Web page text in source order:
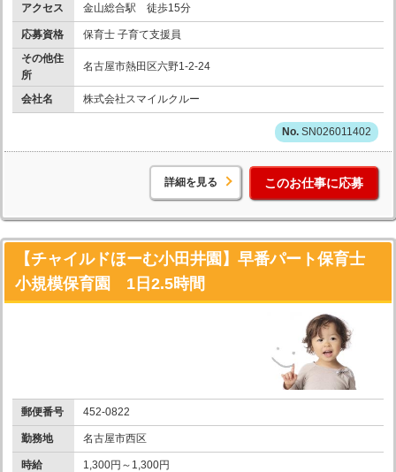
アクセス 金山総合駅 徒歩15分
応募資格
保育士 子育て支援員
その他住
所
名古屋市熱田区六野1-2-24
会社名 株式会社スマイルクルー
SN026011402
詳細を見る このお仕事に応募
【チャイルドほーむ小田井園】早番パート保育士
小規模保育園 1日2.5時間
郵便番号 452-0822
勤務地 名古屋市西区
時給 1,300円～1,300円